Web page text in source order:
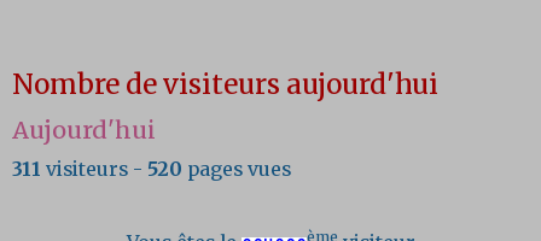
Nombre de visiteurs aujourd'hui
Aujourd'hui
311 visiteurs - 520 pages vues
ème